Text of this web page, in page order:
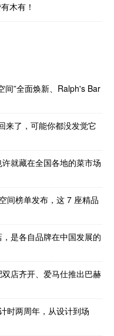
木有！
间”全面焕新、Ralph's Bar
来了，可能你都没发觉它
就藏在全国各地的菜市场
间榜单发布，这 7 座精品
是各自品牌在中国发展的
店齐开、爱马仕推出巴赫
时两周年，从设计到场